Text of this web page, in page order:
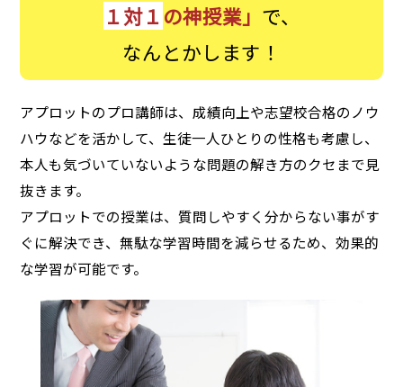
１対１の神授業」 で、
なんとかします！
アプロットのプロ講師は、成績向上や志望校合格のノウ
ハウなどを活かして、生徒一人ひとりの性格も考慮し、
本人も気づいていないような問題の解き方のクセまで見
抜きます。
アプロットでの授業は、質問しやすく分からない事がす
ぐに解決でき、無駄な学習時間を減らせるため、効果的
な学習が可能です。